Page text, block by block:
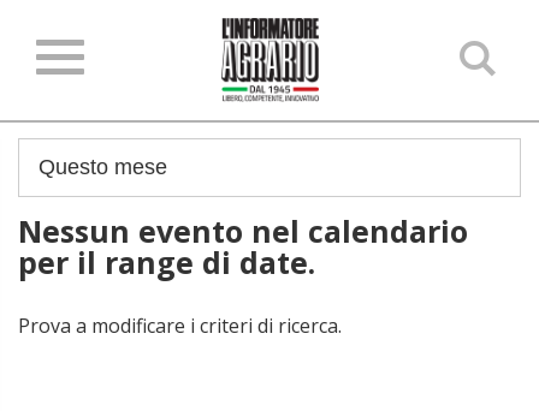
Nessun evento nel calendario
per il range di date.
Prova a modificare i criteri di ricerca.